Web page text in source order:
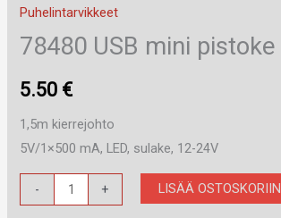
Puhelintarvikkeet
78480 USB mini pistoke
5.50 €
1,5m kierrejohto
5V/1×500 mA, LED, sulake, 12-24V
-
USB
+ LISÄÄ OSTOSKORIIN